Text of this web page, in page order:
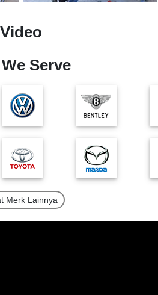
Video
Serve
Merk Lainnya